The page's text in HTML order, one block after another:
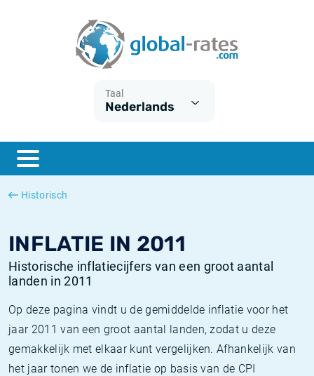
Taal
Nederlands
Historisch
INFLATIE IN 2011
Historische inflatiecijfers van een groot aantal
landen in 2011
Op deze pagina vindt u de gemiddelde inflatie voor het
jaar 2011 van een groot aantal landen, zodat u deze
gemakkelijk met elkaar kunt vergelijken. Afhankelijk van
het jaar tonen we de inflatie op basis van de CPI
ESTER
SONIA
Wat is CPI inflatie?
Wat is HICP inflatie?
Nederlandse inflatie - CPI
Amerikaanse inflatie - CPI
Euribor historie
SOFR historie
TONAR historie
Inflatiecalculator